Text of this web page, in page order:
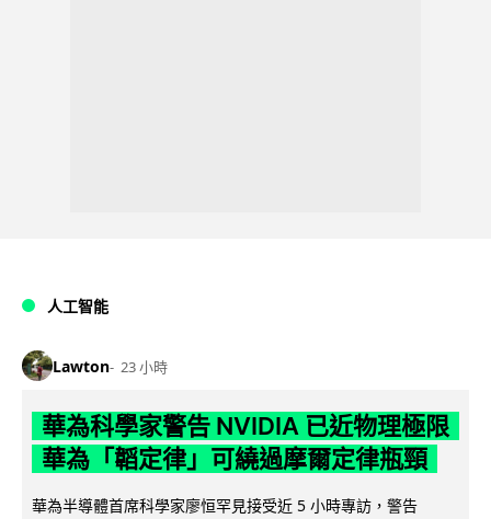
人工智能
Lawton 23 小時
華為科學家警告 NVIDIA 已近物理極限
華為「韜定律」可繞過摩爾定律瓶頸
華為半導體首席科學家廖恒罕見接受近 5 小時專訪，警告